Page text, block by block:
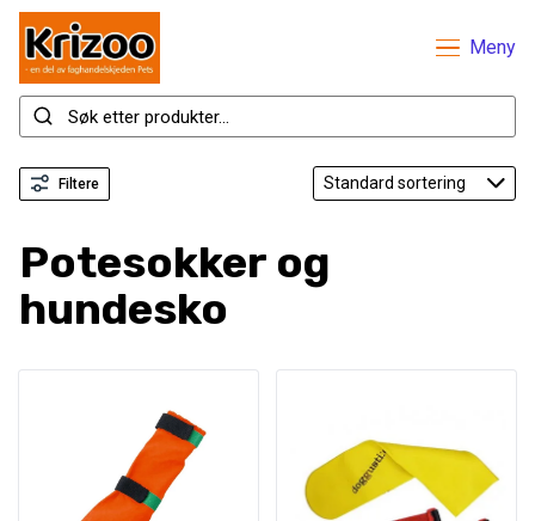
Meny
Filtere
Potesokker og
hundesko